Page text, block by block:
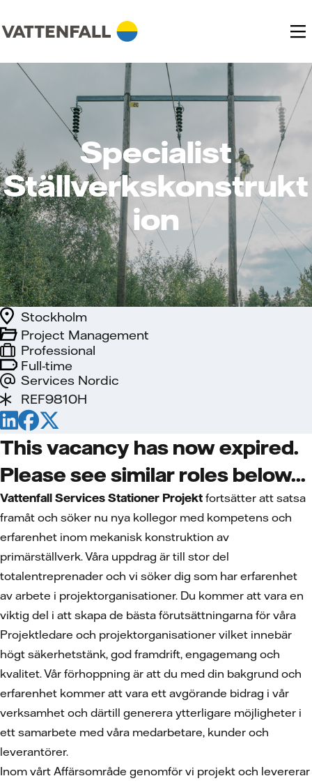
Specialist
Ställverkskonstrukt
ion
Full-time
Services Nordic
Project Management
Stockholm
Professional
REF9810H
This vacancy has now expired.
Please see similar roles below...
Vattenfall Services Stationer Projekt fortsätter att satsa
framåt och söker nu nya kollegor med kompetens och
erfarenhet inom mekanisk konstruktion av
primärställverk. Våra uppdrag är till stor del
totalentreprenader och vi söker dig som har erfarenhet
av arbete i projektorganisationer. Du kommer att vara en
viktig del i att skapa de bästa förutsättningarna för våra
Projektledare och projektorganisationer vilket innebär
högt säkerhetstänk, god framdrift, engagemang och
kvalitet. Vår förhoppning är att du med din bakgrund och
erfarenhet kommer att vara ett avgörande bidrag i vår
verksamhet och därtill generera ytterligare möjligheter i
ett samarbete med våra medarbetare, kunder och
leverantörer.
Inom vårt Affärsområde genomför vi projekt och levererar